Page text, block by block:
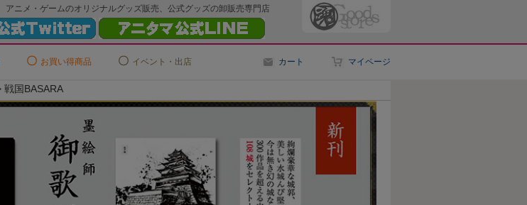
アニメ・ゲームのオリジナルグッズ販売、公式グッズの卸販売専門店
お買い得商品 イベント・出店 カート マイページ
戦国BASARA